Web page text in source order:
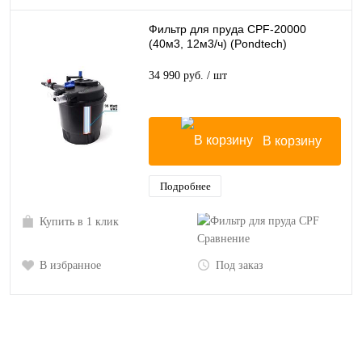
Фильтр для пруда CPF-20000
(40м3, 12м3/ч) (Pondtech)
34 990 руб. / шт
В корзину
Подробнее
Купить в 1 клик
Сравнение
В избранное Под заказ